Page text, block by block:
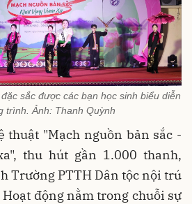
sắc được các bạn học sinh biểu diễn
trình. Ảnh: Thanh Quỳnh
thuật "Mạch nguồn bản sắc -
thu hút gần 1.000 thanh,
Trường PTTH Dân tộc nội trú
động nằm trong chuỗi sự